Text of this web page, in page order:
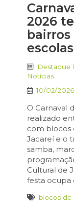
2026
Destaque 1
Notícias
10/02/2026
O Carnaval
realizado
com blocos
Jacareí e o
samba,
Cultural de
festa ocupa
blocos de